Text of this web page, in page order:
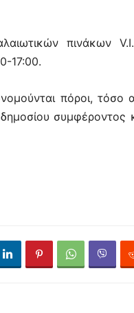
πινάκων
17:00.
πόροι, τόσο
συμφέροντος